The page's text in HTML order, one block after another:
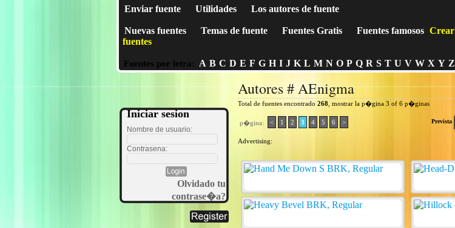
Enviar fuente Utilidades Los autores de fuente
Nuevas fuentes Temas de fuente Fuentes Gratis Fuentes famosos Crear
fuentes
Fuentes por letra: A B C D E F G H I J K L M N O P Q R S T U V W X Y Z
Iniciar sesion
Nombre de usuario:
Contrasena:
Olvidado tu
contrase�a?
Autores # AEnigma
Total de fuentes encontrado 268 , mostrar la p�gina 3 of 6 p�ginas
p�gina: < 1 2 3 4 5 6 > Prevista
Advertising: